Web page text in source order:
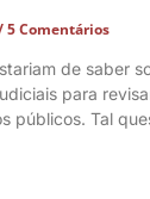
5 Comentários
de saber
para
públicos. Tal